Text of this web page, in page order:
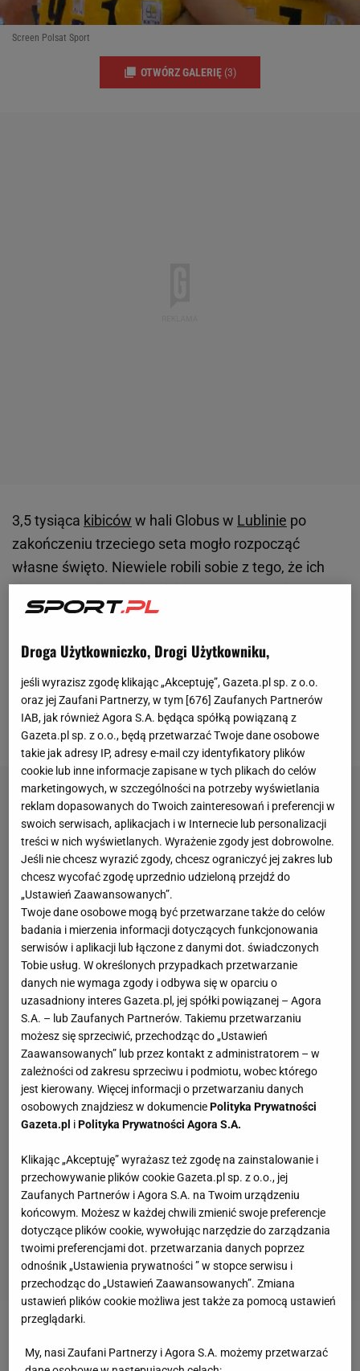
Screen Polsat Sport
OTWÓRZ GALERIĘ (3)
3,5 tysiąca kibiców w hali Globus w Lublinie po
zakończeniu trzeciego seta mogło rozpocząć
własne święto. Niewiele robili sobie z tego, że ich
historii przegrał 1:3. Najważniejsze było to, że ugrał
odważnie. Potrafił zatrzymać zdecydowanego
faworyta tego spotkania, który dysponował znacznie
lepszym zespołem i udowodnić mu, że nie zawsze
grają same nazwiska.
siatkarzy? Jeden kandydat ma największe szanse
Droga Użytkowniczko, Drogi Użytkowniku,
jeśli wyrazisz zgodę klikając „Akceptuję”, Gazeta.pl sp. z o.o.
oraz jej Zaufani Partnerzy, w tym [676] Zaufanych Partnerów
IAB, jak również Agora S.A. będąca spółką powiązaną z
Gazeta.pl sp. z o.o., będą przetwarzać Twoje dane osobowe
takie jak adresy IP, adresy e-mail czy identyfikatory plików
cookie lub inne informacje zapisane w tych plikach do celów
marketingowych, w szczególności na potrzeby wyświetlania
reklam dopasowanych do Twoich zainteresowań i preferencji w
swoich serwisach, aplikacjach i w Internecie lub personalizacji
treści w nich wyświetlanych. Wyrażenie zgody jest dobrowolne.
Jeśli nie chcesz wyrazić zgody, chcesz ograniczyć jej zakres lub
chcesz wycofać zgodę uprzednio udzieloną przejdź do
„Ustawień Zaawansowanych”.
Twoje dane osobowe mogą być przetwarzane także do celów
badania i mierzenia informacji dotyczących funkcjonowania
serwisów i aplikacji lub łączone z danymi dot. świadczonych
Tobie usług. W określonych przypadkach przetwarzanie
danych nie wymaga zgody i odbywa się w oparciu o
uzasadniony interes Gazeta.pl, jej spółki powiązanej – Agora
S.A. – lub Zaufanych Partnerów. Takiemu przetwarzaniu
możesz się sprzeciwić, przechodząc do „Ustawień
Zaawansowanych” lub przez kontakt z administratorem – w
zależności od zakresu sprzeciwu i podmiotu, wobec którego
jest kierowany. Więcej informacji o przetwarzaniu danych
osobowych znajdziesz w dokumenciePolityka Prywatności
Gazeta.pl iPolityka Prywatności Agora S.A.
Klikając „Akceptuję” wyrażasz też zgodę na zainstalowanie i
przechowywanie plików cookie Gazeta.pl sp. z o.o., jej
Zaufanych Partnerów i Agora S.A. na Twoim urządzeniu
końcowym. Możesz w każdej chwili zmienić swoje preferencje
dotyczące plików cookie, wywołując narzędzie do zarządzania
twoimi preferencjami dot. przetwarzania danych poprzez
odnośnik „Ustawienia prywatności ” w stopce serwisu i
przechodząc do „Ustawień Zaawansowanych”. Zmiana
ustawień plików cookie możliwa jest także za pomocą ustawień
przeglądarki.
My, nasi Zaufani Partnerzy i Agora S.A. możemy przetwarzać